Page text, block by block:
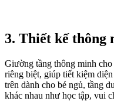
3. Thiết kế thông
Giường tầng thông minh
riêng biệt, giúp tiết kiệm
trên dành cho bé ngủ, tầng
khác nhau như học tập, vui